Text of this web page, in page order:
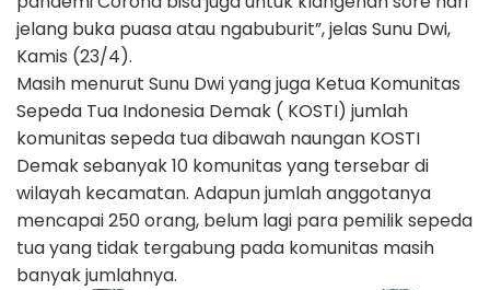
jelang buka puasa atau ngabuburit”, jelas Sunu Dwi,
Kamis (23/4).
Masih menurut Sunu Dwi yang juga Ketua Komunitas
Sepeda Tua Indonesia Demak ( KOSTI) jumlah
komunitas sepeda tua dibawah naungan KOSTI
Demak sebanyak 10 komunitas yang tersebar di
wilayah kecamatan. Adapun jumlah anggotanya
mencapai 250 orang, belum lagi para pemilik sepeda
tua yang tidak tergabung pada komunitas masih
banyak jumlahnya.